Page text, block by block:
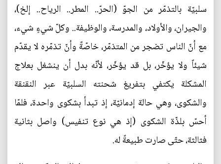
سلبيّة بالتذمّر من الجوّ (الحرّ.. المطر.. الرياح.. إلخ)،
والجيران، والأولاد، والمدرسة، والوظيفة.. وكلّ شيءٍ شيء،
مع أنّ الناس تضجر من المتذمّر، خاصّةً وأنّ تذمّره لا يقدّم
شيئاً ولا يؤخّر، بل قد يؤخّر، لأنّه بدل أن ينشغل بعلاج
المشكلة يكتفي بتفريغ شحنته السلبيّة عبر النقنقة
والشكوى، وهي حالة إدمانيّة، إذ تبدأ بشكوى واحدة، فلمّا
أحسّ بلذّة الشكوى (إذ هي نوع تنفيس) واصل بثانية
فثالثة، حتّى صارت طبيعةً له.